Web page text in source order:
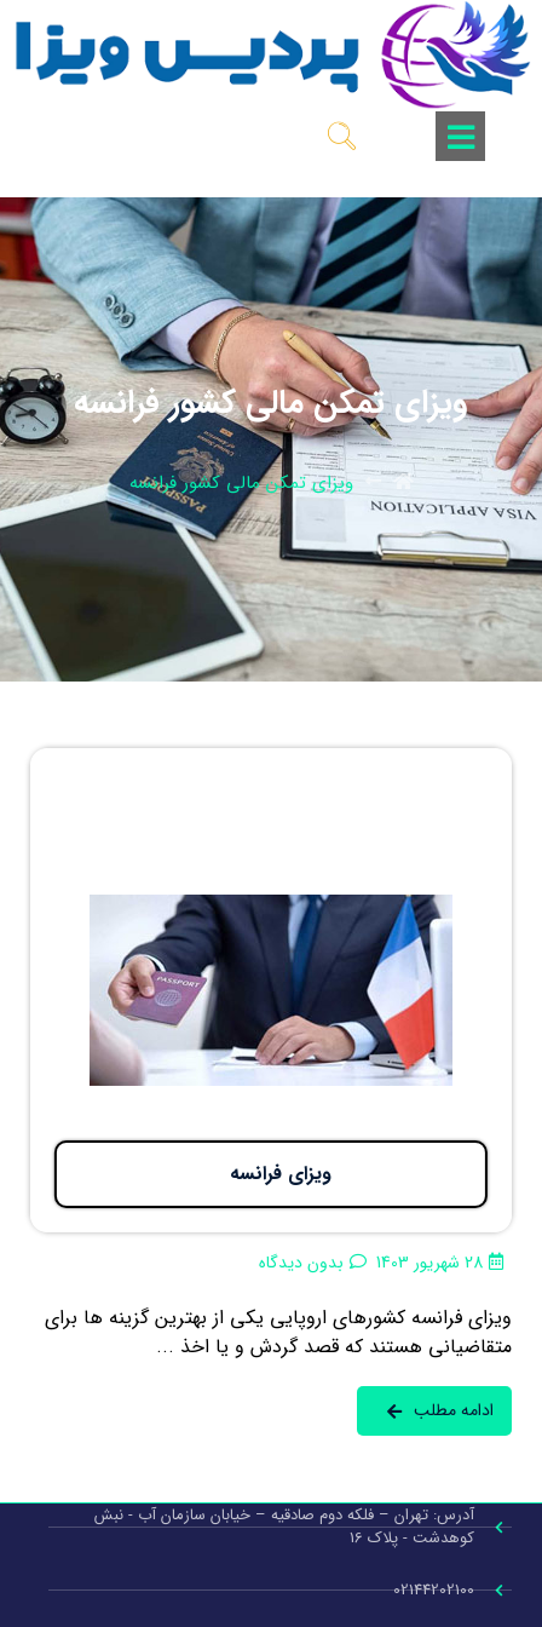
ویزای تمکن مالی کشور فرانسه
ویزای تمکن مالی کشور فرانسه
ویزای فرانسه
28 شهریور 1403 بدون دیدگاه
ویزای فرانسه کشورهای اروپایی یکی از بهترین گزینه ها برای
متقاضیانی هستند که قصد گردش و یا اخذ ...
ادامه مطلب
آدرس: تهران – فلکه دوم صادقیه – خیابان سازمان آب - نبش
کوهدشت - پلاک 16
02144202100